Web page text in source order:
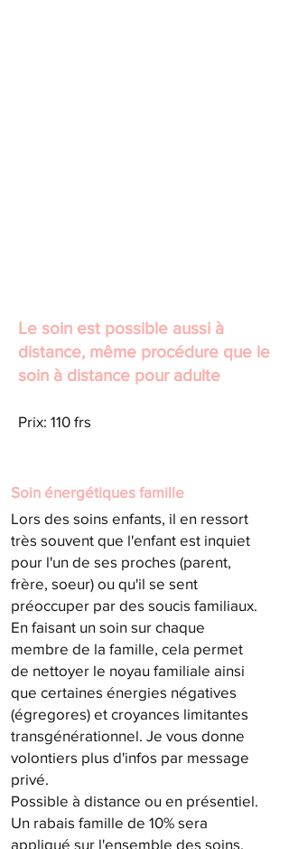
Le soin est possible aussi à
distance, même procédure que le
soin à distance pour adulte
Prix: 110 frs
Soin énergétiques famille
Lors des soins enfants, il en ressort
très souvent que l'enfant est inquiet
pour l'un de ses proches (parent,
frère, soeur) ou qu'il se sent
préoccuper par des soucis familiaux.
En faisant un soin sur chaque
membre de la famille, cela permet
de nettoyer le noyau familiale ainsi
que certaines énergies négatives
(égregores) et croyances limitantes
transgénérationnel. Je vous donne
volontiers plus d'infos par message
privé.
Possible à distance ou en présentiel.
Un rabais famille de 10% sera
appliqué sur l'ensemble des soins.